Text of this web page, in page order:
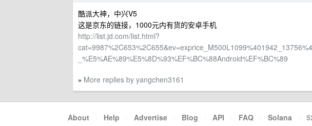
酷派大神，中兴V5
这是京东的链接，1000元内有货的安卓手机
http://list.jd.com/list.html?
_%E5%AE%89%E5%8D%93%EF%BC%88Android%EF%BC%89
» More replies by yangchen3161
About · Help · Advertise · Blog · API · FAQ · Solana ·